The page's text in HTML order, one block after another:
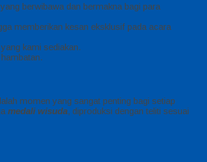
berwibawa dan bermakna bagi para
memberikan kesan eksklusif pada acara
kami sediakan.
momen yang sangat penting bagi setiap
medali wisuda, diproduksi dengan teliti sesuai